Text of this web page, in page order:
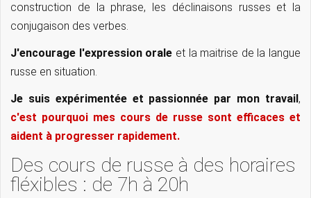
construction de la phrase, les déclinaisons russes et la
conjugaison des verbes.
J'encourage l'expression orale et la maitrise de la langue
russe en situation.
Je suis expérimentée et passionnée par mon travail ,
c'est pourquoi mes cours de russe sont efficaces et
aident à progresser rapidement.
Des cours de russe à des horaires
fléxibles : de 7h à 20h